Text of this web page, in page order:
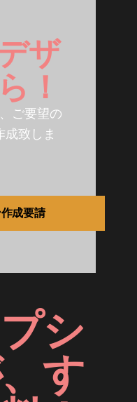
ザ
！
ご要望の
致しま
成要請
シ
す